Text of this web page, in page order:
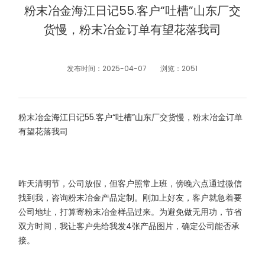
粉末冶金海江日记55.客户“吐槽”山东厂交
货慢，粉末冶金订单有望花落我司
发布时间：2025-04-07 浏览：2051
粉末冶金海江日记55.客户“吐槽”山东厂交货慢，粉末冶金订单
有望花落我司
昨天清明节，公司放假，但客户照常上班，傍晚六点通过微信
找到我，咨询粉末冶金产品定制。刚加上好友，客户就急着要
公司地址，打算寄粉末冶金样品过来。为避免做无用功，节省
双方时间，我让客户先给我发4张产品图片，确定公司能否承
接。